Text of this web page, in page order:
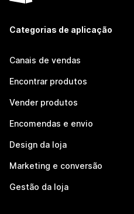
Categorias de aplicação
Canais de vendas
Encontrar produtos
Vender produtos
Encomendas e envio
Design da loja
Marketing e conversão
Gestão da loja